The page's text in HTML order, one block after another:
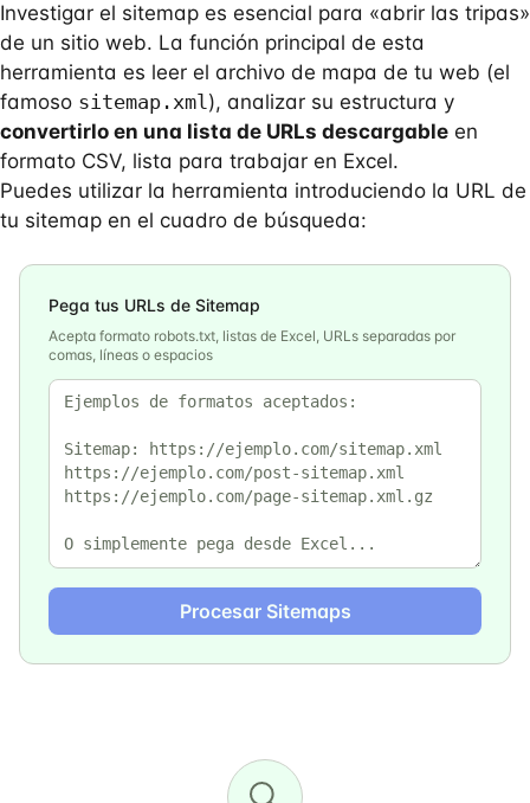
Investigar el sitemap es esencial para «abrir las tripas»
de un sitio web. La función principal de esta
herramienta es leer el archivo de mapa de tu web (el
famoso sitemap.xml), analizar su estructura y
convertirlo en una lista de URLs descargable en
formato CSV, lista para trabajar en Excel.
Puedes utilizar la herramienta introduciendo la URL de
tu sitemap en el cuadro de búsqueda:
Pega tus URLs de Sitemap
Acepta formato robots.txt, listas de Excel, URLs separadas por
comas, líneas o espacios
Procesar Sitemaps